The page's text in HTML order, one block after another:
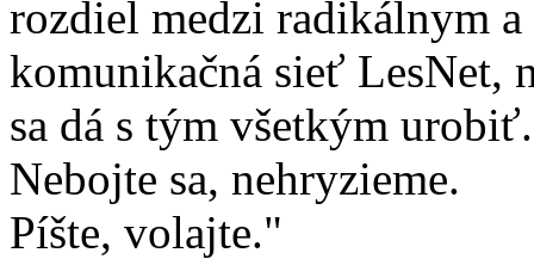
rozdiel medzi radikálnym
komunikačná sieť LesNet,
sa dá s tým všetkým urobiť.
Nebojte sa, nehryzieme.
Píšte, volajte."